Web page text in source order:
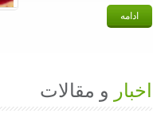
ادامه
اخبار و مقالات